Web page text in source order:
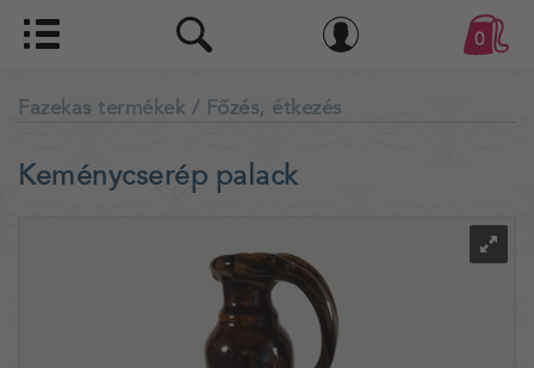
0
Fazekas termékek / Főzés, étkezés
Keménycserép palack